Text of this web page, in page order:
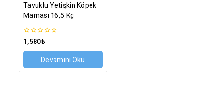
Tavuklu Yetişkin Köpek
Maması 16,5 Kg
0
üzerinden
1,580₺
Devamını Oku